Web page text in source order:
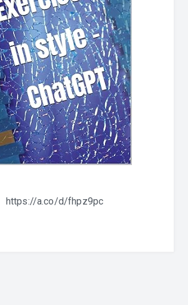
https://a.co/d/fhpz9pc